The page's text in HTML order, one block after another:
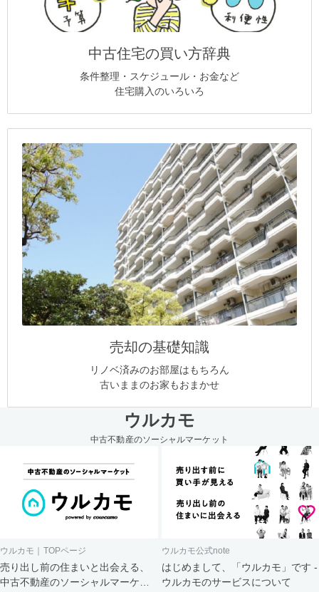
中古住宅の買い方辞典
条件整理・スケジュール・お金など
住宅購入のいろいろ
売却の基礎知識
リノベ済みのお部屋はもちろん
古いままのお家もおまかせ
ウルカモ
中古不動産のソーシャルマーケット
ウルカモ｜TOPページ
売り出し前の住まいと出会える、
中古不動産のソーシャルマーケッ
ウルカモ公式note
はじめまして、「ウルカモ」です -
ウルカモのサービスについて